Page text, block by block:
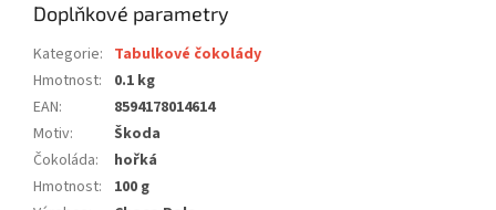
Doplňkové parametry
Kategorie: Tabulkové čokolády
Hmotnost:
0.1 kg
EAN:
8594178014614
Motiv:
Škoda
Čokoláda:
hořká
Hmotnost:
100 g